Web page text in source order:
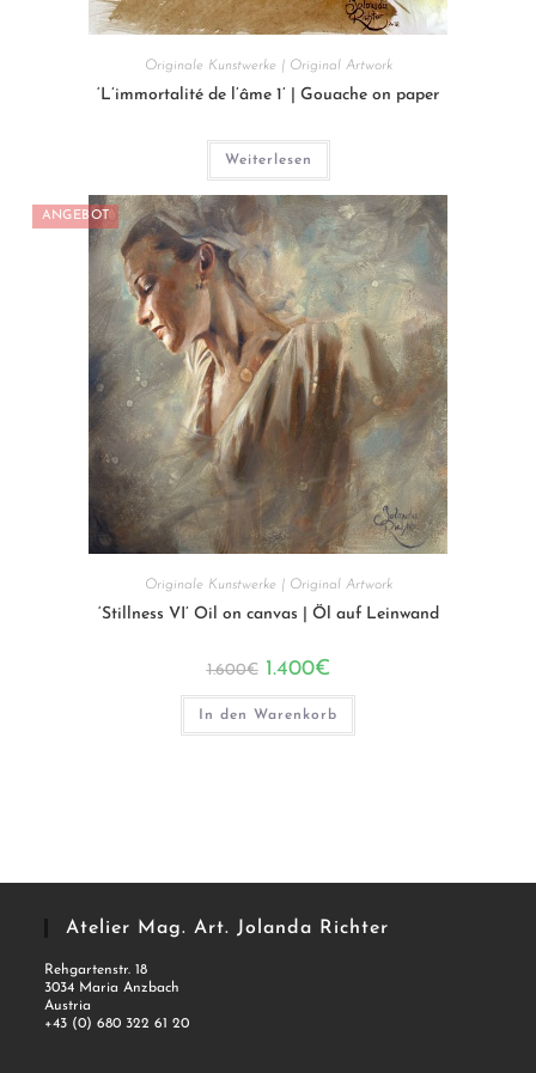
Originale Kunstwerke | Original Artwork
‘L’immortalité de l’âme 1’ | Gouache on paper
Weiterlesen
ANGEBOT
Originale Kunstwerke | Original Artwork
‘Stillness VI’ Oil on canvas | Öl auf Leinwand
1.600€ Ursprünglicher
war:
1.600€
1.400€Aktueller
ist:
1.400€.
In den Warenkorb
Atelier Mag. Art. Jolanda Richter
Rehgartenstr. 18
3034 Maria Anzbach
Austria
+43 (0) 680 322 61 20